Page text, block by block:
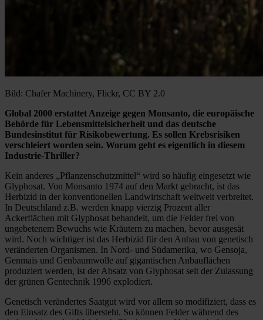
Bild: Chafer Machinery, Flickr, CC BY 2.0
Global 2000 erstattet Anzeige gegen Monsanto, die europäische
Behörde für Lebensmittelsicherheit und das deutsche
Bundesinstitut für Risikobewertung. Es sollen Krebsrisiken
verschleiert worden sein. Worum geht es eigentlich in diesem
Industrie-Thriller?
Kein anderes „Pflanzenschutzmittel“ wird so häufig eingesetzt wie
Glyphosat. Von Monsanto 1974 auf den Markt gebracht, ist das
Herbizid in der konventionellen Landwirtschaft weltweit verbreitet.
In Deutschland z.B. werden knapp vierzig Prozent aller
Ackerflächen mit Glyphosat behandelt, um die Felder frei von
ungebetenem Bewuchs wie Kräutern zu machen, bevor ausgesät
wird. Noch wichtiger ist das Herbizid für den Anbau von genetisch
veränderten Organismen. In Nord- und Südamerika, wo Gensoja,
Genmais und Genbaumwolle auf gigantischen Anbauflächen
produziert werden, ist der Absatz von Glyphosat seit der Zulassung
der grünen Gentechnik 1996 explodiert.
Genetisch verändertes Saatgut wird vor allem so modifiziert, dass es
den Einsatz des Gifts übersteht. So können Felder während des